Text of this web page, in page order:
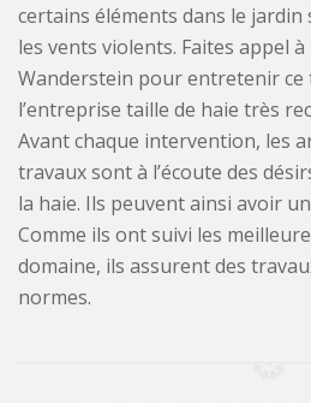
certains éléments dans le
les vents violents. Faites appel
Wanderstein pour entretenir ce
l’entreprise taille de haie très
Avant chaque intervention, les
travaux sont à l’écoute des
la haie. Ils peuvent ainsi avoir
Comme ils ont suivi les
domaine, ils assurent des
normes.